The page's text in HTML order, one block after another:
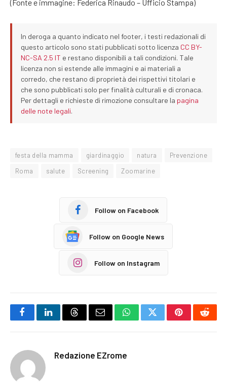
(Fonte e immagine: Federica Rinaudo – Ufficio Stampa)
In deroga a quanto indicato nel footer, i testi redazionali di
questo articolo sono stati pubblicati sotto licenza CC BY-
NC-SA 2.5 IT e restano disponibili a tali condizioni. Tale
licenza non si estende alle immagini e ai materiali a
corredo, che restano di proprietà dei rispettivi titolari e
che sono pubblicati solo per finalità culturali e di cronaca.
Per dettagli e richieste di rimozione consultare la pagina
delle note legali.
festa della mamma giardinaggio natura
Prevenzione
Roma
salute Screening Zoomarine
Follow on Facebook
Follow on Google News
Follow on Instagram
FacebookLinkedInThreadsEmail WhatsAppTwitterPinterest
Redazione EZrome